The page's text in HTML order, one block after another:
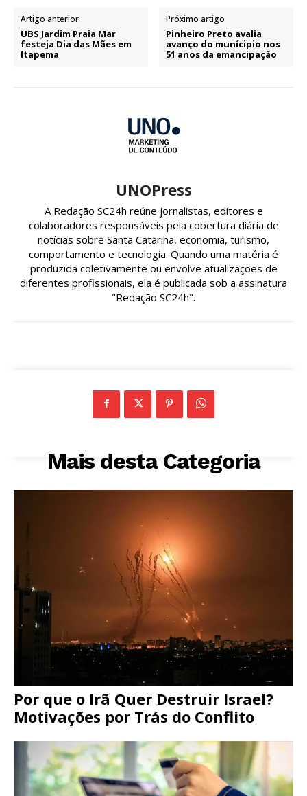
Artigo anterior
UBS Jardim Praia Mar
festeja Dia das Mães em
Itapema
Próximo artigo
Pinheiro Preto avalia
avanço do munícipio nos
51 anos da emancipação
UNOPress
A Redação SC24h reúne jornalistas, editores e
colaboradores responsáveis pela cobertura diária de
notícias sobre Santa Catarina, economia, turismo,
comportamento e tecnologia. Quando uma matéria é
produzida coletivamente ou envolve atualizações de
diferentes profissionais, ela é publicada sob a assinatura
"Redação SC24h".
Mais desta Categoria
Por que o Irã Quer Destruir Israel?
Motivações por Trás do Conflito